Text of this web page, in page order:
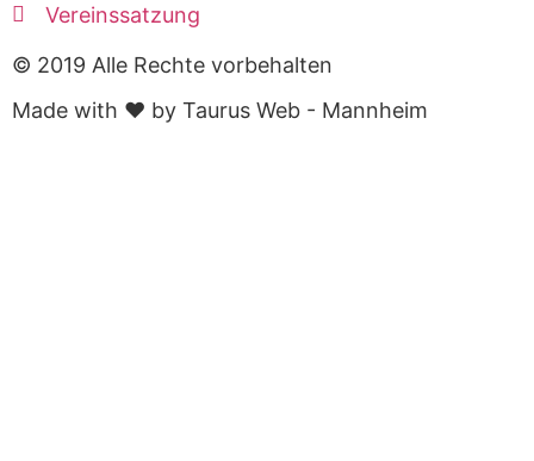
Vereinssatzung
© 2019 Alle Rechte vorbehalten
Made with ❤ by Taurus Web - Mannheim